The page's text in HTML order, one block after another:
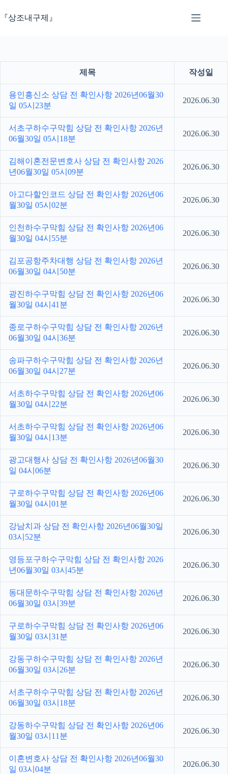
문『상조내구제』
제목 작성일
용인흥신소 상담 전 확인사항 2026년06월30
일 05시23분
2026.06.30
서초구하수구막힘 상담 전 확인사항 2026년
06월30일 05시18분
2026.06.30
김해이혼전문변호사 상담 전 확인사항 2026
년06월30일 05시09분
2026.06.30
아고다할인코드 상담 전 확인사항 2026년06
월30일 05시02분
2026.06.30
인천하수구막힘 상담 전 확인사항 2026년06
월30일 04시55분
2026.06.30
김포공항주차대행 상담 전 확인사항 2026년
06월30일 04시50분
2026.06.30
광진하수구막힘 상담 전 확인사항 2026년06
월30일 04시41분
2026.06.30
종로구하수구막힘 상담 전 확인사항 2026년
06월30일 04시36분
2026.06.30
송파구하수구막힘 상담 전 확인사항 2026년
06월30일 04시27분
2026.06.30
서초하수구막힘 상담 전 확인사항 2026년06
월30일 04시22분
2026.06.30
서초하수구막힘 상담 전 확인사항 2026년06
월30일 04시13분
2026.06.30
광고대행사 상담 전 확인사항 2026년06월30
일 04시06분
2026.06.30
구로하수구막힘 상담 전 확인사항 2026년06
월30일 04시01분
2026.06.30
강남치과 상담 전 확인사항 2026년06월30일
03시52분
2026.06.30
영등포구하수구막힘 상담 전 확인사항 2026
년06월30일 03시45분
2026.06.30
동대문하수구막힘 상담 전 확인사항 2026년
06월30일 03시39분
2026.06.30
구로하수구막힘 상담 전 확인사항 2026년06
월30일 03시31분
2026.06.30
강동구하수구막힘 상담 전 확인사항 2026년
06월30일 03시26분
2026.06.30
서초구하수구막힘 상담 전 확인사항 2026년
06월30일 03시18분
2026.06.30
강동하수구막힘 상담 전 확인사항 2026년06
월30일 03시11분
2026.06.30
이혼변호사 상담 전 확인사항 2026년06월30
일 03시04분
2026.06.30